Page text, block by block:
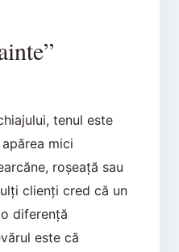
tenul este
mici
roșeață sau
clienți cred că un
diferență
este că